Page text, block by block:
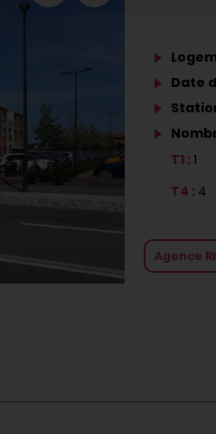
Date
T1 : 1
T4 : 4
Agence